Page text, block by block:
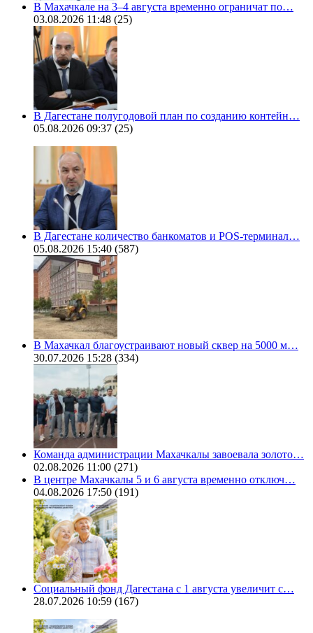
В Махачкале на 3–4 августа временно ограничат по…
03.08.2026 11:48 (25)
В Дагестане полугодовой план по созданию контейн…
05.08.2026 09:37 (25)
В Дагестане количество банкоматов и POS-терминал…
05.08.2026 15:40 (587)
В Махачкал благоустраивают новый сквер на 5000 м…
30.07.2026 15:28 (334)
Команда администрации Махачкалы завоевала золото…
02.08.2026 11:00 (271)
В центре Махачкалы 5 и 6 августа временно отключ…
04.08.2026 17:50 (191)
Социальный фонд Дагестана с 1 августа увеличит с…
28.07.2026 10:59 (167)